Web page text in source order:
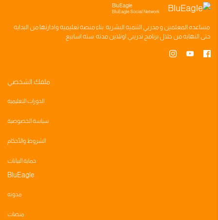
BluEagle
BluEagle Social Network
مساعده المعلمين ومدربي التنميه البشريه بناءمنصه تعليميه وادارتها من البدايه
حتى النهايه من خلال برنامج تدريبي اونلاين مدته سته اسابيع
ملفك الشخصي
الدورات التعليمية
سياسة الخصوصية
الشروط والأحكام
حماية البيانات
BluEagle
مدونه
منصات